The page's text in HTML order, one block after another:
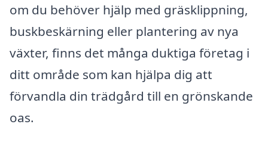
om du behöver hjälp med gräsklippning,
buskbeskärning eller plantering av nya
växter, finns det många duktiga företag i
ditt område som kan hjälpa dig att
förvandla din trädgård till en grönskande
oas.